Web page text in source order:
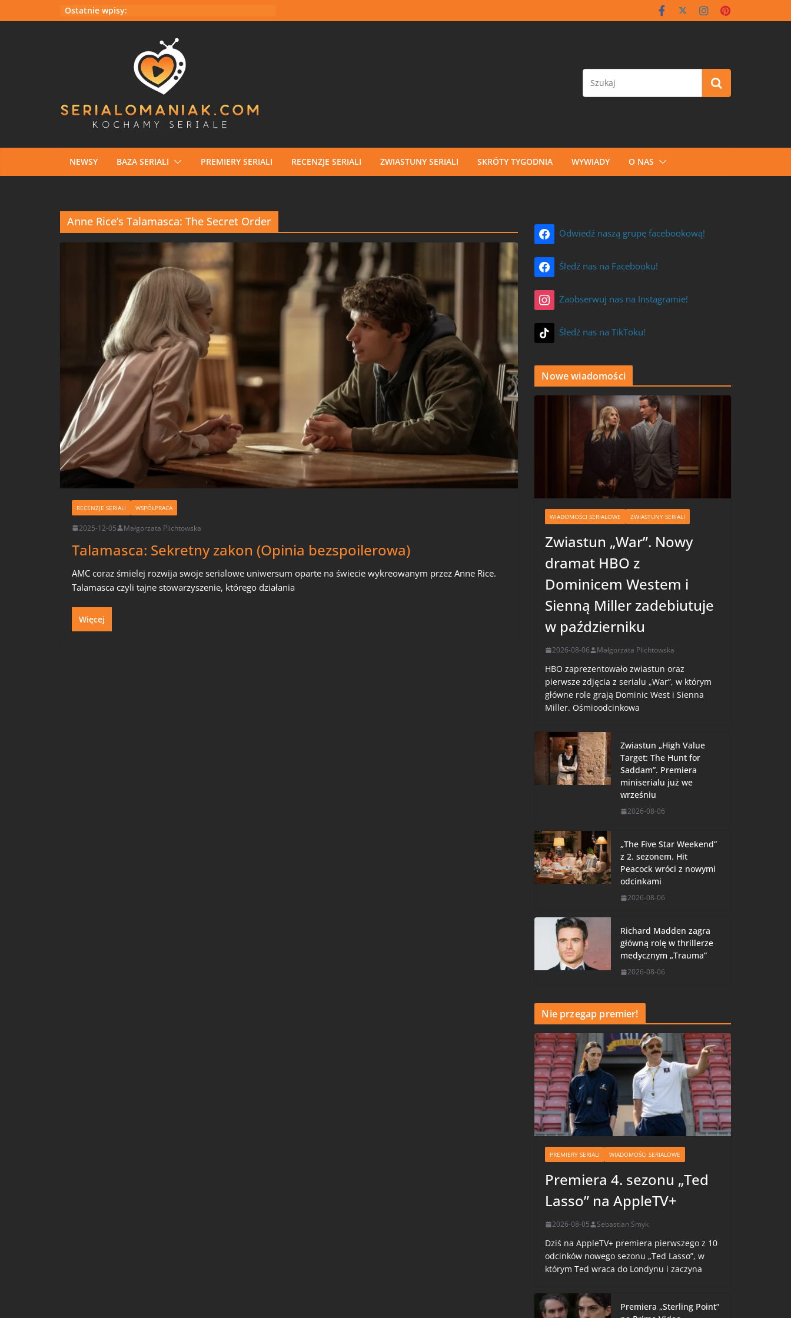
do
Ostatnie wpisy:
NEWSY BAZA SERIALI PREMIERY SERIALI RECENZJE SERIALI ZWIASTUNY SERIALI SKRÓTY TYGODNIA WYWIADY O NAS
Anne Rice’s Talamasca: The Secret Order
RECENZJE SERIALI WSPÓŁPRACA
2025-12-05 Małgorzata Plichtowska
Talamasca: Sekretny zakon (Opinia bezspoilerowa)
AMC coraz śmielej rozwija swoje serialowe uniwersum oparte na świecie wykreowanym przez Anne Rice.
Talamasca czyli tajne stowarzyszenie, którego działania
Więcej
Odwiedź naszą grupę facebookową!
Śledź nas na Facebooku!
Zaobserwuj nas na Instagramie!
Śledź nas na TikToku!
Nowe wiadomości
WIADOMOŚCI SERIALOWE ZWIASTUNY SERIALI
Zwiastun „War”. Nowy
dramat HBO z
Dominicem Westem i
Sienną Miller zadebiutuje
w październiku
2026-08-06 Małgorzata Plichtowska
HBO zaprezentowało zwiastun oraz
pierwsze zdjęcia z serialu „War”, w którym
główne role grają Dominic West i Sienna
Miller. Ośmioodcinkowa
Zwiastun „High Value
Target: The Hunt for
Saddam”. Premiera
miniserialu już we
wrześniu
2026-08-06
„The Five Star Weekend”
z 2. sezonem. Hit
Peacock wróci z nowymi
odcinkami
2026-08-06
Richard Madden zagra
główną rolę w thrillerze
medycznym „Trauma”
2026-08-06
Nie przegap premier!
PREMIERY SERIALI WIADOMOŚCI SERIALOWE
Premiera 4. sezonu „Ted
Lasso” na AppleTV+
2026-08-05 Sebastian Smyk
Dziś na AppleTV+ premiera pierwszego z 10
odcinków nowego sezonu „Ted Lasso”, w
którym Ted wraca do Londynu i zaczyna
Premiera „Sterling Point”